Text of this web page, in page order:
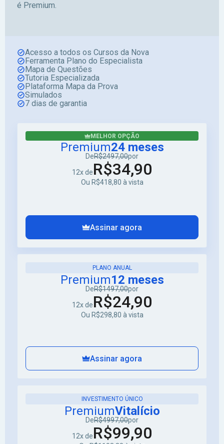
é Premium.
Acesso a todos os Cursos da Nova
Ferramenta Plano do Especialista
Mapa de Questões
Tutoria Especializada
Plataforma Mapa da Prova
Simulados
7 dias de garantia
MELHOR OPÇÃO
Premium24 meses
DeR$2497,00por
12x deR$34,90
Ou R$418,80 à vista
Assinar agora
PLANO ANUAL
Premium12 meses
DeR$1497,00por
12x deR$24,90
Ou R$298,80 à vista
Assinar agora
INVESTIMENTO ÚNICO
PremiumVitalício
DeR$4997,00por
12x deR$99,90